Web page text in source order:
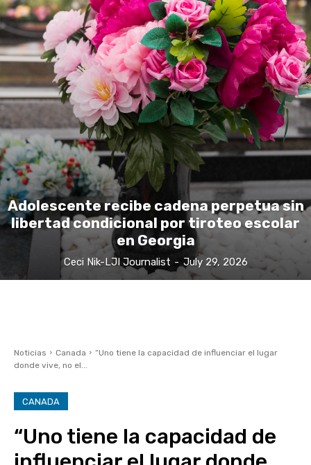
Adolescente recibe cadena perpetua sin
libertad condicional por tiroteo escolar
en Georgia
Ceci Nik-LJI Journalist - July 29, 2026